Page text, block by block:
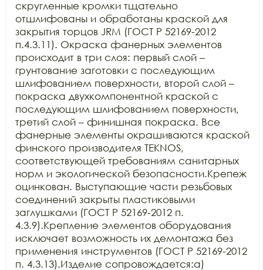
скругленные кромки тщательно
отшлифованы и обработаны краской для
закрытия торцов JRM (ГОСТ Р 52169-2012
п.4.3.11). Окраска фанерных элементов
происходит в три слоя: первый слой –
грунтование заготовки с последующим
шлифованием поверхности, второй слой –
покраска двухкомпонентной краской с
последующим шлифованием поверхности,
третий слой – финишная покраска. Все
фанерные элементы окрашиваются краской
финского производителя TEKNOS,
соответствующей требованиям санитарных
норм и экологической безопасности.Крепеж
оцинкован. Выступающие части резьбовых
соединений закрыты пластиковыми
заглушками (ГОСТ Р 52169-2012 п.
4.3.9).Крепление элементов оборудования
исключает возможность их демонтажа без
применения инструментов (ГОСТ Р 52169-2012
п. 4.3.13).Изделие сопровождается:а)